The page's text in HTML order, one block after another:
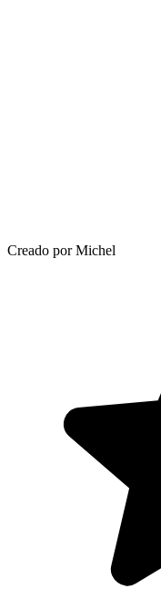
Creado por Michel